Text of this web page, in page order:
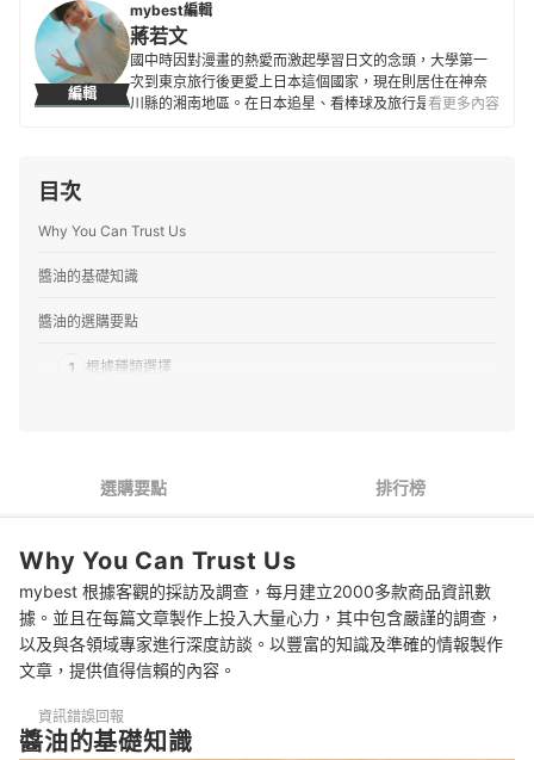
編輯
mybest編輯
蔣若文
國中時因對漫畫的熱愛而激起學習日文的念頭，大學第一
次到東京旅行後更愛上日本這個國家，現在則居住在神奈
川縣的湘南地區。在日本追星、看棒球及旅行是人生三大
看更多內容
目次
Why You Can Trust Us
醬油的基礎知識
醬油的選購要點
1 根據種類選擇
4 考量用途和搭配食材購買
5 選擇減鹽醬油控制鹽分攝取
推薦十大日本醬油人氣排行榜
開箱10款人氣日本醬油
總結
選購要點 排行榜
Why You Can Trust Us
mybest 根據客觀的採訪及調查，每月建立2000多款商品資訊數
據。並且在每篇文章製作上投入大量心力，其中包含嚴謹的調查，
以及與各領域專家進行深度訪談。以豐富的知識及準確的情報製作
文章，提供值得信賴的內容。
資訊錯誤回報
醬油的基礎知識